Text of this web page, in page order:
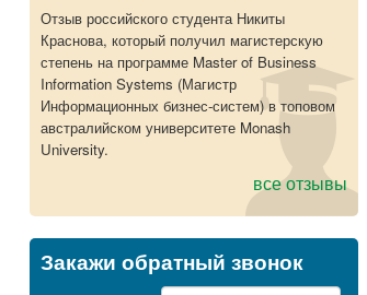
Отзыв российского студента Никиты
Краснова, который получил магистерскую
степень на программе Master of Business
Information Systems (Магистр
Информационных бизнес-систем) в топовом
австралийском университете Monash
University.
все отзывы
Закажи обратный звонок